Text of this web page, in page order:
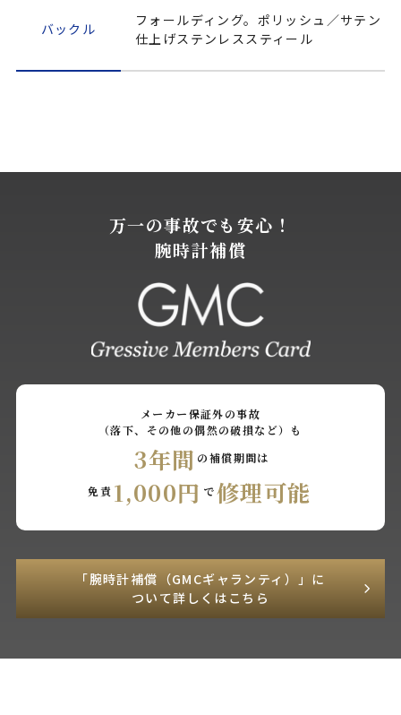
バックル
フォールディング。ポリッシュ／サテン
仕上げステンレススティール
万一の事故でも安心！
腕時計補償
メーカー保証外の事故
（落下、その他の偶然の破損など）も
3年間 の補償期間は
免責 1,000円 で修理可能
「腕時計補償（GMCギャランティ）」に
ついて詳しくはこちら